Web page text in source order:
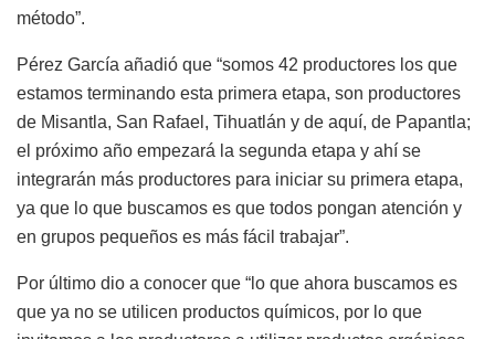
método”.
Pérez García añadió que “somos 42 productores los que
estamos terminando esta primera etapa, son productores
de Misantla, San Rafael, Tihuatlán y de aquí, de Papantla;
el próximo año empezará la segunda etapa y ahí se
integrarán más productores para iniciar su primera etapa,
ya que lo que buscamos es que todos pongan atención y
en grupos pequeños es más fácil trabajar”.
Por último dio a conocer que “lo que ahora buscamos es
que ya no se utilicen productos químicos, por lo que